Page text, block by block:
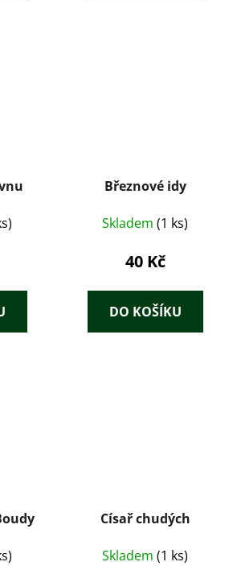
Březnové idy
Skladem (1 ks)
40 Kč
DO KOŠÍKU
Císař chudých
Skladem (1 ks)